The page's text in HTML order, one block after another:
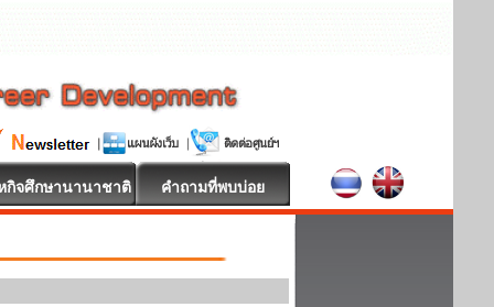
กิจศึกษานานาชาติ คำถามที่พบบ่อย